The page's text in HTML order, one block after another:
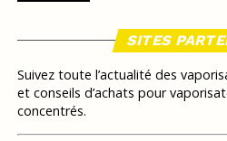
SITES
Suivez toute l’actualité des
et conseils d’achats pour
concentrés.